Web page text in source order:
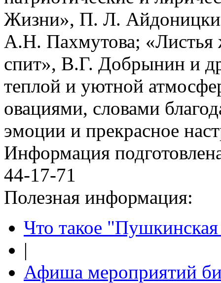
Жизни», П. Л.
А.Н. Пахмутова; «Листья
спит», В.Г. Добрынин и
теплой и уютной
овациями, словами
эмоции и прекрасное
Информация
44-17-71
Полезная информация:
Что такое "Пушкинская
|
Афиша мероприятий